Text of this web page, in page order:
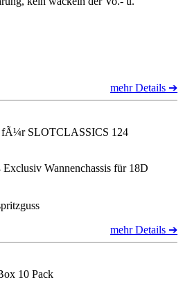
mehr Details ➔
fÃ¼r SLOTCLASSICS 124
Wannenchassis für 18D
mehr Details ➔
10 Pack